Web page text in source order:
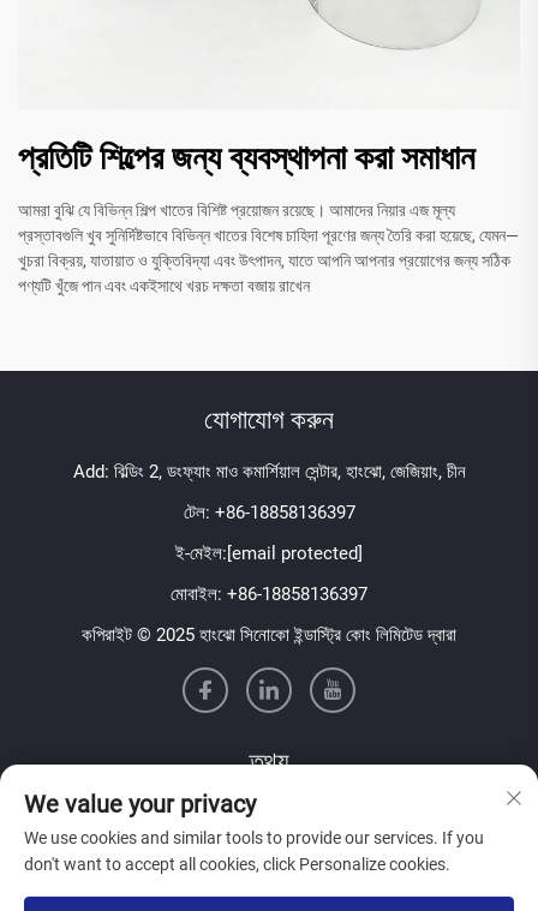
প্রতিটি শিল্পের জন্য ব্যবস্থাপনা করা সমাধান
আমরা বুঝি যে বিভিন্ন শিল্প খাতের বিশিষ্ট প্রয়োজন রয়েছে। আমাদের নিয়ার এজ মূল্য
প্রস্তাবগুলি খুব সুনির্দিষ্টভাবে বিভিন্ন খাতের বিশেষ চাহিদা পূরণের জন্য তৈরি করা হয়েছে, যেমন—
খুচরা বিক্রয়, যাতায়াত ও যুক্তিবিদ্যা এবং উৎপাদন, যাতে আপনি আপনার প্রয়োগের জন্য সঠিক
পণ্যটি খুঁজে পান এবং একইসাথে খরচ দক্ষতা বজায় রাখেন
যোগাযোগ করুন
Add: বিল্ডিং 2, ডংফ্যাং মাও কমার্শিয়াল সেন্টার, হাংঝো, জেজিয়াং, চীন
টেল: +86-18858136397
ই-মেইল:[email protected]
মোবাইল: +86-18858136397
কপিরাইট © 2025 হাংঝো সিনোকো ইন্ডাস্ট্রি কোং লিমিটেড দ্বারা
তথ্য
আমাদের সাপ্তাহিক নিউজলেটার পেতে সাইন আপ করুন
We value your privacy
We use cookies and similar tools to provide our services. If you
don't want to accept all cookies, click Personalize cookies.